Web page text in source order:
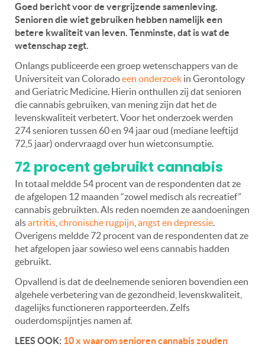
Goed bericht voor de vergrijzende samenleving.
Senioren die wiet gebruiken hebben namelijk een
betere kwaliteit van leven. Tenminste, dat is wat de
wetenschap zegt.
Onlangs publiceerde een groep wetenschappers van de
Universiteit van Coloradoeen onderzoek in Gerontology
and Geriatric Medicine. Hierin onthullen zij dat senioren
die cannabis gebruiken, van mening zijn dat het de
levenskwaliteit verbetert. Voor het onderzoek werden
274 senioren tussen 60 en 94 jaar oud (mediane leeftijd
72,5 jaar) ondervraagd over hun wietconsumptie.
72 procent gebruikt cannabis
In totaal meldde 54 procent van de respondenten dat ze
de afgelopen 12 maanden “zowel medisch als recreatief”
cannabis gebruikten. Als reden noemden ze aandoeningen
alsartritis chronische rugpijn angst en depressie.
Overigens meldde 72 procent van de respondenten dat ze
het afgelopen jaar sowieso wel eens cannabis hadden
gebruikt.
Opvallend is dat de deelnemende senioren bovendien een
algehele verbetering van de gezondheid, levenskwaliteit,
dagelijks functioneren rapporteerden. Zelfs
ouderdomspijntjes namen af.
LEES OOK: 10 x waarom senioren cannabis zouden